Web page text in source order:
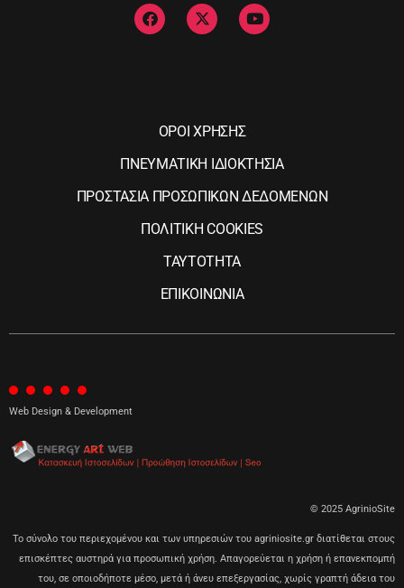
ΟΡΟΙ ΧΡΗΣΗΣ
ΠΝΕΥΜΑΤΙΚΗ ΙΔΙΟΚΤΗΣΙΑ
ΠΡΟΣΤΑΣΙΑ ΠΡΟΣΩΠΙΚΩΝ ΔΕΔΟΜΕΝΩΝ
ΠΟΛΙΤΙΚΗ COOKIES
ΤΑΥΤΟΤΗΤΑ
ΕΠΙΚΟΙΝΩΝΙΑ
Web Design & Development
© 2025 AgrinioSite
Το σύνολο του περιεχομένου και των υπηρεσιών του agriniosite.gr διατίθεται στους
επισκέπτες αυστηρά για προσωπική χρήση. Απαγορεύεται η χρήση ή επανεκπομπή
του, σε οποιοδήποτε μέσο, μετά ή άνευ επεξεργασίας, χωρίς γραπτή άδεια του